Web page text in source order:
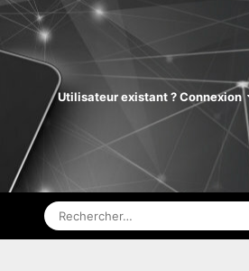
Utilisateur existant ? Connexion